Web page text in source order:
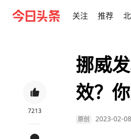
关注 推荐
7213
挪威
效？
原创 2023-02-